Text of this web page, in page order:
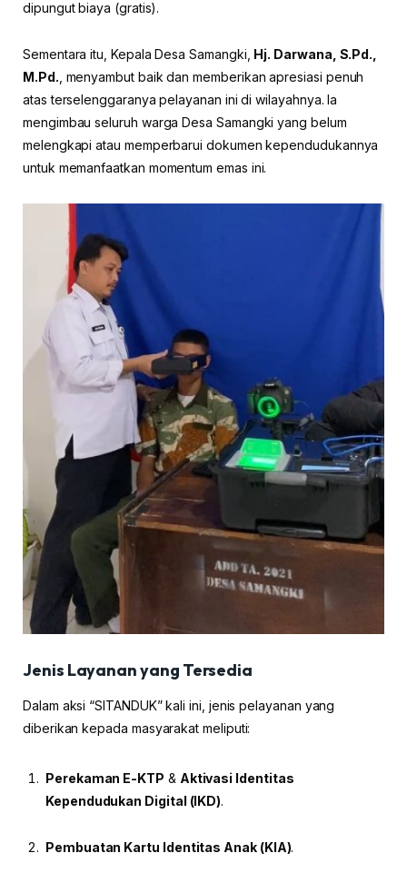
dipungut biaya (gratis).
Sementara itu, Kepala Desa Samangki, Hj. Darwana, S.Pd.,
M.Pd. , menyambut baik dan memberikan apresiasi penuh
atas terselenggaranya pelayanan ini di wilayahnya. Ia
mengimbau seluruh warga Desa Samangki yang belum
melengkapi atau memperbarui dokumen kependudukannya
untuk memanfaatkan momentum emas ini.
Jenis Layanan yang Tersedia
Dalam aksi “SITANDUK” kali ini, jenis pelayanan yang
diberikan kepada masyarakat meliputi:
Perekaman E-KTP & Aktivasi Identitas
Kependudukan Digital (IKD).
Pembuatan Kartu Identitas Anak (KIA).